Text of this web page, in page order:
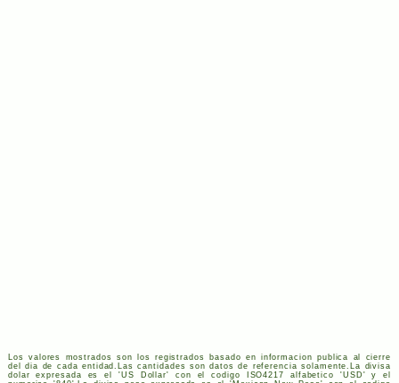
Los valores mostrados son los registrados basado en informacion publica al cierre
del dia de cada entidad.Las cantidades son datos de referencia solamente.La divisa
dolar expresada es el 'US Dollar' con el codigo ISO4217 alfabetico 'USD ' y el